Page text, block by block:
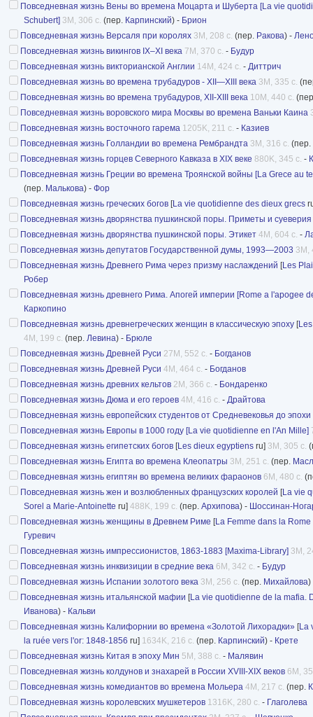
Повседневная жизнь Вены во времена Моцарта и Шуберта [La vie
Schubert] 3M, 306 с. (пер. Карпинский) - Брион
Повседневная жизнь Версаля при королях 3M, 208 с. (пер. Ракова) -
Повседневная жизнь викингов IX–XI века 7M, 370 с. - Будур
Повседневная жизнь викторианской Англии 14M, 424 с. - Диттрич
Повседневная жизнь во времена трубадуров - XII—XIII века 3M, 335 с.
Повседневная жизнь во времена трубадуров, XII-XIII века 10M, 440 с.
Повседневная жизнь воровского мира Москвы во времена Ваньки Каина
Повседневная жизнь восточного гарема 1205K, 211 с. - Казиев
Повседневная жизнь Голландии во времена Рембрандта 3M, 316 с. (пер.
Повседневная жизнь горцев Северного Кавказа в XIX веке 880K, 345 с. -
Повседневная жизнь Греции во времена Троянской войны [La Grece au
(пер. Малькова) - Фор
Повседневная жизнь греческих богов [La vie quotidienne des dieux grecs
Повседневная жизнь дворянства пушкинской поры. Приметы и суеверия
Повседневная жизнь дворянства пушкинской поры. Этикет 4M, 604 с. -
Повседневная жизнь депутатов Государственной думы, 1993—2003 3M,
Повседневная жизнь Древнего Рима через призму наслаждений [Les
Робер
Повседневная жизнь древнего Рима. Апогей империи [Rome a l'apogee
Каркопино
Повседневная жизнь древнегреческих женщин в классическую эпоху [
4M, 199 с. (пер. Левина) - Брюле
Повседневная жизнь Древней Руси 27M, 552 с. - Богданов
Повседневная жизнь Древней Руси 4M, 464 с. - Богданов
Повседневная жизнь древних кельтов 2M, 366 с. - Бондаренко
Повседневная жизнь Дюма и его героев 4M, 416 с. - Драйтова
Повседневная жизнь европейских студентов от Средневековья до
Повседневная жизнь Европы в 1000 году [La vie quotidienne en l'An Mille]
Повседневная жизнь египетских богов [Les dieux egyptiens ru] 3M, 305 с.
Повседневная жизнь Египта во времена Клеопатры 3M, 251 с. (пер.
Повседневная жизнь египтян во времена великих фараонов 6M, 480 с.
Повседневная жизнь жен и возлюбленных французских королей [La vie
Sorel a Marie-Antoinette ru] 488K, 199 с. (пер. Архипова) - Шоссинан-
Повседневная жизнь женщины в Древнем Риме [La Femme dans la
Гуревич
Повседневная жизнь импрессионистов, 1863-1883 [Maxima-Library] 3M,
Повседневная жизнь инквизиции в средние века 6M, 342 с. - Будур
Повседневная жизнь Испании золотого века 3M, 256 с. (пер. Михайлова)
Повседневная жизнь итальянской мафии [La vie quotidienne de la mafia.
Иванова) - Кальви
Повседневная жизнь Калифорнии во времена «Золотой Лихорадки» [La
la ruée vers l'or: 1848-1856 ru] 1634K, 216 с. (пер. Карпинский) - Крете
Повседневная жизнь Китая в эпоху Мин 5M, 388 с. - Малявин
Повседневная жизнь колдунов и знахарей в России XVIII-XIX веков 6M,
Повседневная жизнь комедиантов во времена Мольера 4M, 217 с. (пер.
Повседневная жизнь королевских мушкетеров 1316K, 280 с. - Глаголева